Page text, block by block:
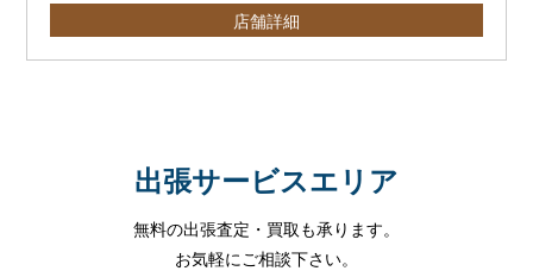
店舗詳細
出張サービスエリア
無料の出張査定・買取も承ります。
お気軽にご相談下さい。